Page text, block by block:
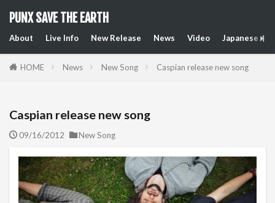
PUNX SAVE THE EARTH
About Live Info New Release News Video Japanese
HOME News New Song Caspian release new song
Caspian release new song
09/16/2012 New Song